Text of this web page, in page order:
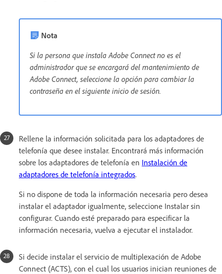
Nota
Si la persona que instala Adobe Connect no es el
administrador que se encargará del mantenimiento de
Adobe Connect, seleccione la opción para cambiar la
contraseña en el siguiente inicio de sesión.
Rellene la información solicitada para los adaptadores de
telefonía que desee instalar. Encontrará más información
sobre los adaptadores de telefonía en Instalación de
adaptadores de telefonía integrados.
Si no dispone de toda la información necesaria pero desea
instalar el adaptador igualmente, seleccione Instalar sin
configurar. Cuando esté preparado para especificar la
información necesaria, vuelva a ejecutar el instalador.
Si decide instalar el servicio de multiplexación de Adobe
Connect (ACTS), con el cual los usuarios inician reuniones de